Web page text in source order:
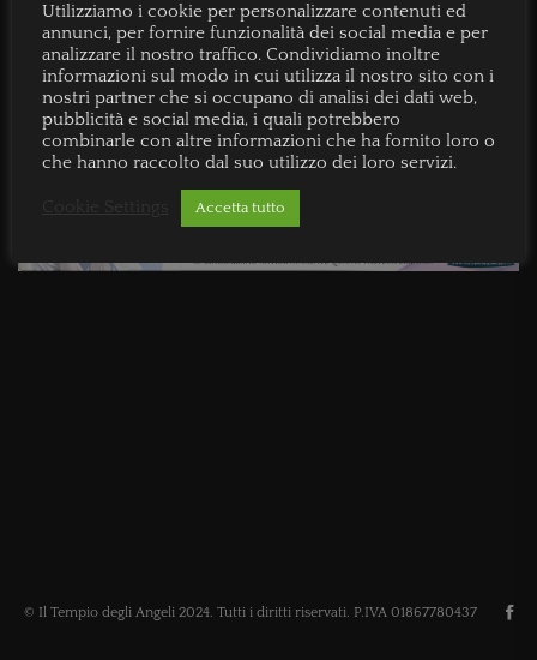
© Il Tempio degli Angeli 2024. Tutti i diritti riservati. P.IVA 01867780437
Utilizziamo i cookie per personalizzare contenuti ed
annunci, per fornire funzionalità dei social media e per
analizzare il nostro traffico. Condividiamo inoltre
informazioni sul modo in cui utilizza il nostro sito con i
nostri partner che si occupano di analisi dei dati web,
pubblicità e social media, i quali potrebbero
combinarle con altre informazioni che ha fornito loro o
che hanno raccolto dal suo utilizzo dei loro servizi.
Accetta tutto